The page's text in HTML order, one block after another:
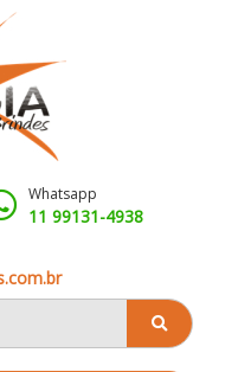
Whatsapp
11 99131-4938